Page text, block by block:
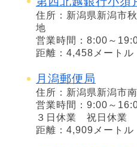
住所：新潟県新潟市
地
営業時間：8:00～
距離：4,458メートル
月潟郵便局
住所：新潟県新潟市
営業時間：9:00～
３日休業 祝日休業
距離：4,909メートル